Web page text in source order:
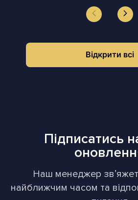
Відкрити всі
Підписатись
Наш менеджер
найближчим часом та